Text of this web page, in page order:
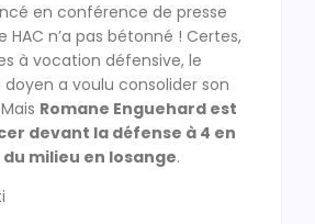
en conférence de presse
HAC n’a pas bétonné ! Certes,
à vocation défensive, le
a voulu consolider son
Romane Enguehard est
devant la défense à 4 en
milieu en losange.